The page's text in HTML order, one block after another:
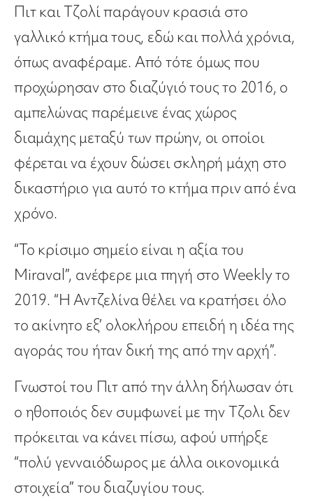
Πιτ και Τζολί παράγουν κρασιά στο
γαλλικό κτήμα τους, εδώ και πολλά χρόνια,
όπως αναφέραμε. Από τότε όμως που
προχώρησαν στο διαζύγιό τους το 2016, ο
αμπελώνας παρέμεινε ένας χώρος
διαμάχης μεταξύ των πρώην, οι οποίοι
φέρεται να έχουν δώσει σκληρή μάχη στο
δικαστήριο για αυτό το κτήμα πριν από ένα
χρόνο.
“Το κρίσιμο σημείο είναι η αξία του
Miraval”, ανέφερε μια πηγή στο Weekly το
2019. “Η Αντζελίνα θέλει να κρατήσει όλο
το ακίνητο εξ’ ολοκλήρου επειδή η ιδέα της
αγοράς του ήταν δική της από την αρχή”.
Γνωστοί του Πιτ από την άλλη δήλωσαν ότι
ο ηθοποιός δεν συμφωνεί με την Τζολι δεν
πρόκειται να κάνει πίσω, αφού υπήρξε
“πολύ γενναιόδωρος με άλλα οικονομικά
στοιχεία” του διαζυγίου τους.